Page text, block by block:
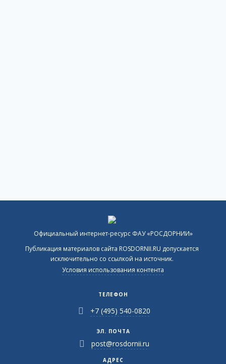
Официальный интернет-ресурс ФАУ «РОСДОРНИИ»
Публикация материалов сайта ROSDORNII.RU допускается
исключительно со ссылкой на источник.
Условия использования контента
ТЕЛЕФОН
+7 (495) 540-0820
ЭЛ. ПОЧТА
post@rosdornii.ru
АДРЕС